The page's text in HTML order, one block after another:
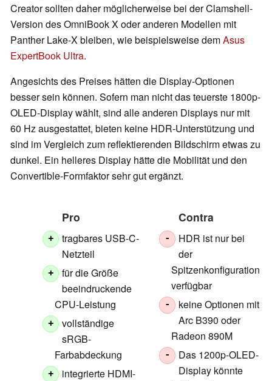
Creator sollten daher möglicherweise bei der Clamshell-
Version des OmniBook X oder anderen Modellen mit
Panther Lake-X bleiben, wie beispielsweise demAsus
ExpertBook Ultra.
Angesichts des Preises hätten die Display-Optionen
besser sein können. Sofern man nicht das teuerste 1800p-
OLED-Display wählt, sind alle anderen Displays nur mit
60 Hz ausgestattet, bieten keine HDR-Unterstützung und
sind im Vergleich zum reflektierenden Bildschirm etwas zu
dunkel. Ein helleres Display hätte die Mobilität und den
Convertible-Formfaktor sehr gut ergänzt.
Pro
+
tragbares USB-C-
Netzteil
+
für die Größe
beeindruckende
CPU-Leistung
+
vollständige
sRGB-
Farbabdeckung
+
integrierte HDMI-
Contra
-
HDR ist nur bei
der
Spitzenkonfiguration
verfügbar
-
keine Optionen mit
Arc B390 oder
Radeon 890M
-
Das 1200p-OLED-
Display könnte